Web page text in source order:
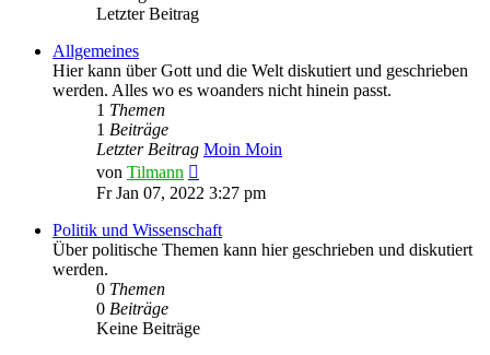
Letzter Beitrag
Allgemeines
Hier kann über Gott und die Welt diskutiert und geschrieben
werden. Alles wo es woanders nicht hinein passt.
1 Themen
1 Beiträge
Letzter Beitrag Moin Moin
von Tilmann
Beitrag
Fr Jan 07, 2022 3:27 pm
Politik und Wissenschaft
Über politische Themen kann hier geschrieben und diskutiert
werden.
0 Themen
0 Beiträge
Keine Beiträge